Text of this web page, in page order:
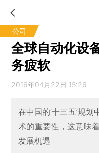
公司
全球自动化设
务疲软
2016年04月22日 15:26
在中国的‘十三五’规
术的重要性，这意味
发展机遇